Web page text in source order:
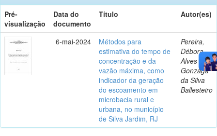
Pré-
visualização
Data do
documento
Título Autor(es)
6-mai-2024
Métodos para
estimativa do tempo de
concentração e da
vazão máxima, como
indicador da geração
do escoamento em
microbacia rural e
urbana, no município
de Silva Jardim, RJ
Pereira,
Débora
Alves
Gonzaga
da Silva
Ballesteiro